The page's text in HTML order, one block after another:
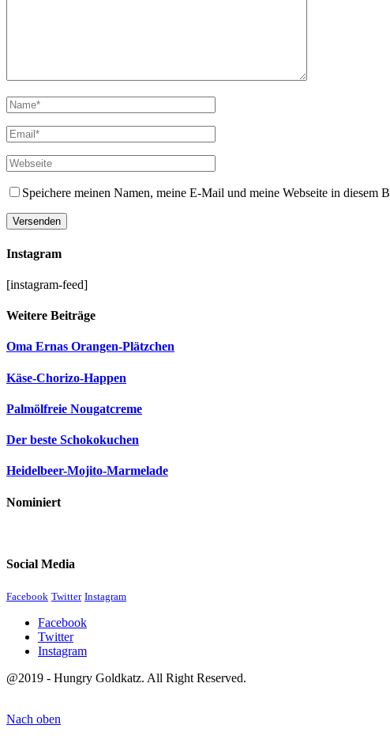
Speichere meinen Namen, meine E-Mail und meine Webseite in diesem
Instagram
[instagram-feed]
Weitere Beiträge
Oma Ernas Orangen-Plätzchen
Käse-Chorizo-Happen
Palmölfreie Nougatcreme
Der beste Schokokuchen
Heidelbeer-Mojito-Marmelade
Nominiert
Social Media
Facebook Twitter Instagram
Facebook
Twitter
Instagram
@2019 - Hungry Goldkatz. All Right Reserved.
Nach oben